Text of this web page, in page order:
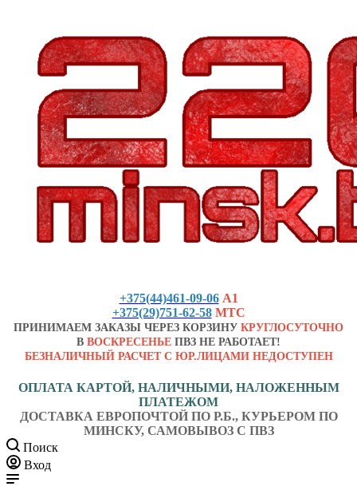
+375(44)461-09-06 А1
+375(29)751-62-58 МТС
ПРИНИМАЕМ ЗАКАЗЫ ЧЕРЕЗ КОРЗИНУ КРУГЛОСУТОЧНО
В ВОСКРЕСЕНЬЕ ПВЗ НЕ РАБОТАЕТ!
БЕЗНАЛИЧНЫЙ РАСЧЕТ С ЮР.ЛИЦАМИ НЕДОСТУПЕН
ОПЛАТА КАРТОЙ, НАЛИЧНЫМИ, НАЛОЖЕННЫМ
ПЛАТЕЖОМ
ДОСТАВКА ЕВРОПОЧТОЙ ПО Р.Б., КУРЬЕРОМ ПО
МИНСКУ, САМОВЫВОЗ С ПВЗ
Поиск
Вход